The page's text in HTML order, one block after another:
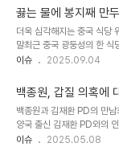
며 팬들의 우려를 불식시키
문이 게시된 것으로 보입니
속에서 발생한 상식적인 문
으켰습니다. 반려동물 동반
본 누리꾼들은 '자식처럼 사
사람은 사람이다'라며 기본
니다. 이는 반려동물과 함께
끓는 물에 봉지째 만
란, 당신의 건강을 위
더욱 심각해지는 중국 식당
말최근 중국 광둥성의 한 식
넣어 조리하는 영상이 공개
에 대한 심각한 우려를 불러
만두 봉지를 뜯지도 않고
습니다. 이는 식품 위생에
자들의 건강을 심각하게 위
다. 제보자는 "솥 안에는 국
이슈 2025.09.04
백종원, 갑질 의혹에
와의 대화
백종원과 김재환 PD의 만
양국 출신 김재환 PD와의
PD는 백 대표의 방송국에
이슈 2025.05.08